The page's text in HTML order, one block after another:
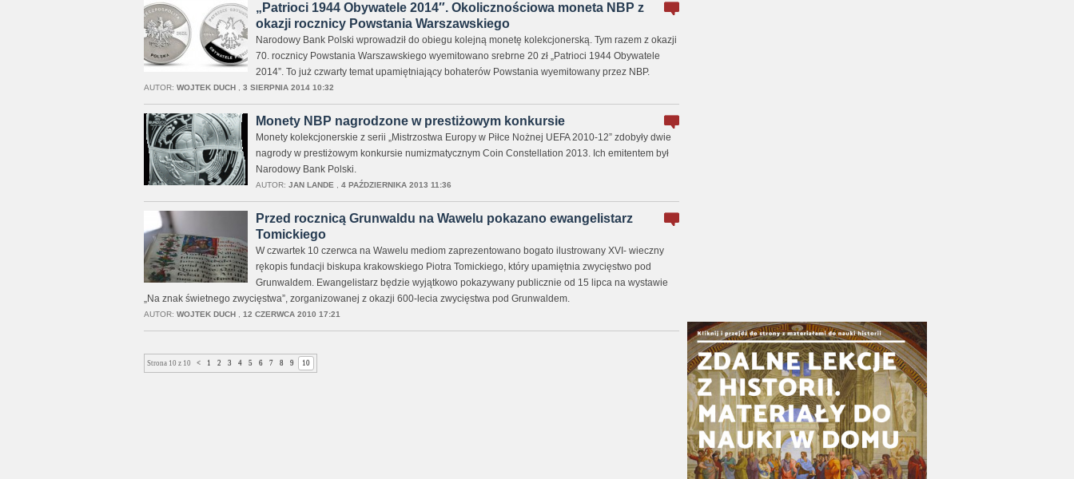
„Patrioci 1944 Obywatele 2014″. Okolicznościowa moneta NBP z
okazji rocznicy Powstania Warszawskiego
Narodowy Bank Polski wprowadził do obiegu kolejną monetę kolekcjonerską. Tym razem z okazji
70. rocznicy Powstania Warszawskiego wyemitowano srebrne 20 zł „Patrioci 1944 Obywatele
2014”. To już czwarty temat upamiętniający bohaterów Powstania wyemitowany przez NBP.
AUTOR: WOJTEK DUCH, 3 SIERPNIA 2014 10:32
Monety NBP nagrodzone w prestiżowym konkursie
Monety kolekcjonerskie z serii „Mistrzostwa Europy w Piłce Nożnej UEFA 2010-12” zdobyły dwie
nagrody w prestiżowym konkursie numizmatycznym Coin Constellation 2013. Ich emitentem był
Narodowy Bank Polski.
AUTOR: JAN LANDE 4 PAŹDZIERNIKA 2013 11:36
Przed rocznicą Grunwaldu na Wawelu pokazano ewangelistarz
Tomickiego
W czwartek 10 czerwca na Wawelu mediom zaprezentowano bogato ilustrowany XVI- wieczny
rękopis fundacji biskupa krakowskiego Piotra Tomickiego, który upamiętnia zwycięstwo pod
Grunwaldem. Ewangelistarz będzie wyjątkowo pokazywany publicznie od 15 lipca na wystawie
„Na znak świetnego zwycięstwa”, zorganizowanej z okazji 600-lecia zwycięstwa pod Grunwaldem.
AUTOR: WOJTEK DUCH, 12 CZERWCA 2010 17:21
Strona 10 z 10 < 1 2 3 4 5 6 7 8 9 10